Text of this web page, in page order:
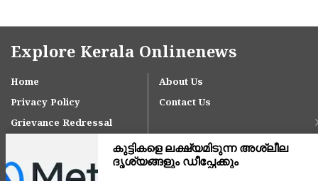
Explore Kerala Onlinenews
Home
About Us
Privacy Policy
Contact Us
Grievance Redressal